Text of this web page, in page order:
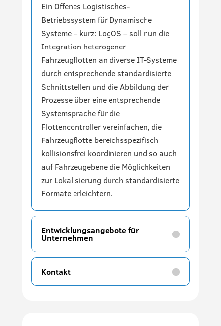
Ein Offenes Logistisches-
Betriebssystem für Dynamische
Systeme – kurz: LogOS – soll nun die
Integration heterogener
Fahrzeugflotten an diverse IT-Systeme
durch entsprechende standardisierte
Schnittstellen und die Abbildung der
Prozesse über eine entsprechende
Systemsprache für die
Flottencontroller vereinfachen, die
Fahrzeugflotte bereichsspezifisch
kollisionsfrei koordinieren und so auch
auf Fahrzeugebene die Möglichkeiten
zur Lokalisierung durch standardisierte
Formate erleichtern.
Entwicklungsangebote für
Unternehmen
Kontakt